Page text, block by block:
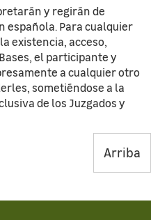
y regirán de
española. Para cualquier
existencia, acceso,
el participante y
a cualquier otro
sometiéndose a la
de los Juzgados y
Arriba